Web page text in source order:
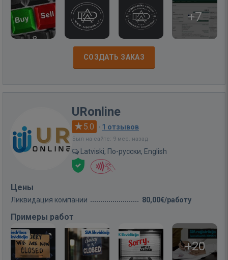
+7
СОЗДАТЬ ЗАКАЗ
URonline
5.0 · 1 отзывов
Был на сайте: 9 мес. назад
Latviski, По-русски, English
Цены
Ликвидация компании 80,00€/работу
Примеры работ
+20